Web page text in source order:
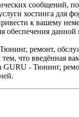
хостинга
к вашему
обеспечения данной
ремонт,
что введённая
- Тюнинг,